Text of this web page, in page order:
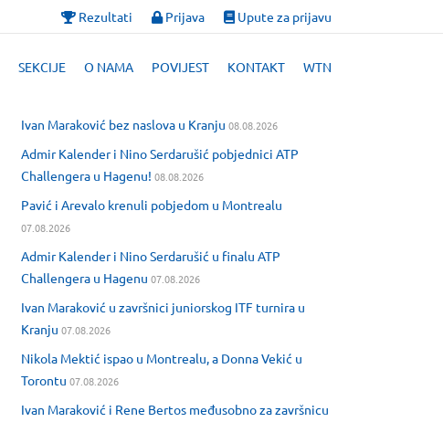
Rezultati Prijava Upute za prijavu
SEKCIJE O NAMA POVIJEST KONTAKT WTN
Ivan Maraković bez naslova u Kranju 08.08.2026
Admir Kalender i Nino Serdarušić pobjednici ATP
Challengera u Hagenu! 08.08.2026
Pavić i Arevalo krenuli pobjedom u Montrealu
07.08.2026
Admir Kalender i Nino Serdarušić u finalu ATP
Challengera u Hagenu 07.08.2026
Ivan Maraković u završnici juniorskog ITF turnira u
Kranju 07.08.2026
Nikola Mektić ispao u Montrealu, a Donna Vekić u
Torontu 07.08.2026
Ivan Maraković i Rene Bertos međusobno za završnicu